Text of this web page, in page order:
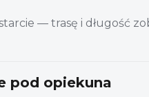
— trasę i długość
pod opiekuna